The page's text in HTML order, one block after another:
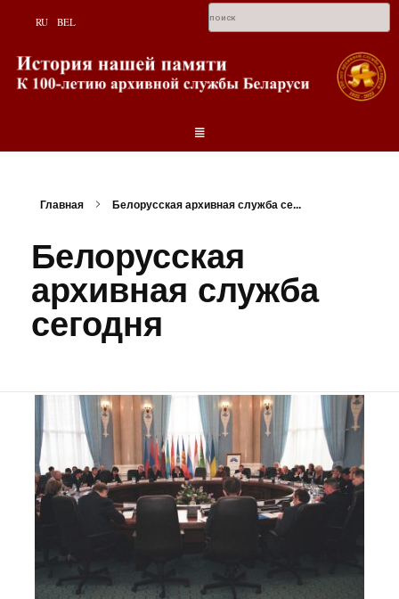
RU BEL
Главная Белорусская архивная служба се...
Белорусская
архивная служба
сегодня